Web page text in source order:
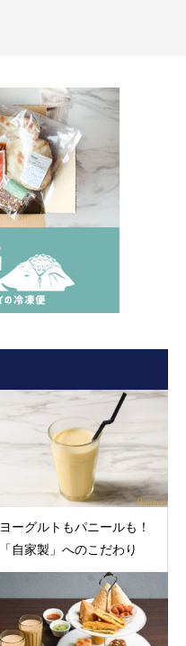
ヨーグルトもパニールも！
「自家製」へのこだわり